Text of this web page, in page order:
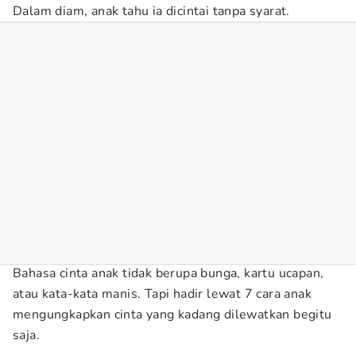
Dalam diam, anak tahu ia dicintai tanpa syarat.
Bahasa cinta anak tidak berupa bunga, kartu ucapan,
atau kata-kata manis. Tapi hadir lewat 7 cara anak
mengungkapkan cinta yang kadang dilewatkan begitu
saja.